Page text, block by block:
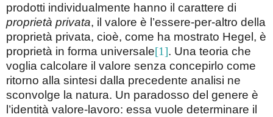
prodotti individualmente hanno il carattere di
proprietà privata, il valore è l’essere-per-altro della
proprietà privata, cioè, come ha mostrato Hegel, è
proprietà in forma universale[1]. Una teoria che
voglia calcolare il valore senza concepirlo come
ritorno alla sintesi dalla precedente analisi ne
sconvolge la natura. Un paradosso del genere è
l’identità valore-lavoro: essa vuole determinare il